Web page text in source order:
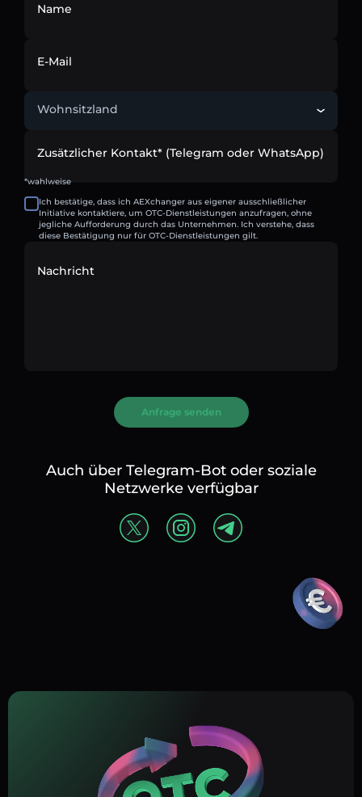
Name
E-Mail
Wohnsitzland
Zusätzlicher Kontakt* (Telegram oder WhatsApp)
*wahlweise
Ich bestätige, dass ich AEXchanger aus eigener ausschließlicher
Initiative kontaktiere, um OTC-Dienstleistungen anzufragen, ohne
jegliche Aufforderung durch das Unternehmen. Ich verstehe, dass
diese Bestätigung nur für OTC-Dienstleistungen gilt.
Nachricht
Anfrage senden
Auch über Telegram-Bot oder soziale
Netzwerke verfügbar